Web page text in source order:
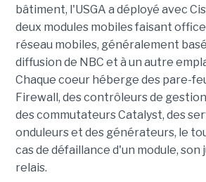
bâtiment, l'USGA a déployé avec
deux modules mobiles faisant
réseau mobiles, généralement
diffusion de NBC et à un autre
Chaque coeur héberge des pare-
Firewall, des contrôleurs de gestion
des commutateurs Catalyst, des
onduleurs et des générateurs, le
cas de défaillance d'un module, son
relais.